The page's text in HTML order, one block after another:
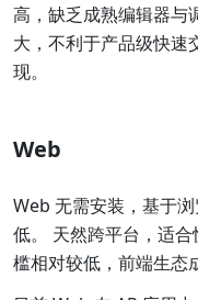
高，缺乏成熟编辑器与
大，不利于产品级快速
现。
Web
Web 无需安装，基于
低。 天然跨平台，适
槛相对较低，前端生态